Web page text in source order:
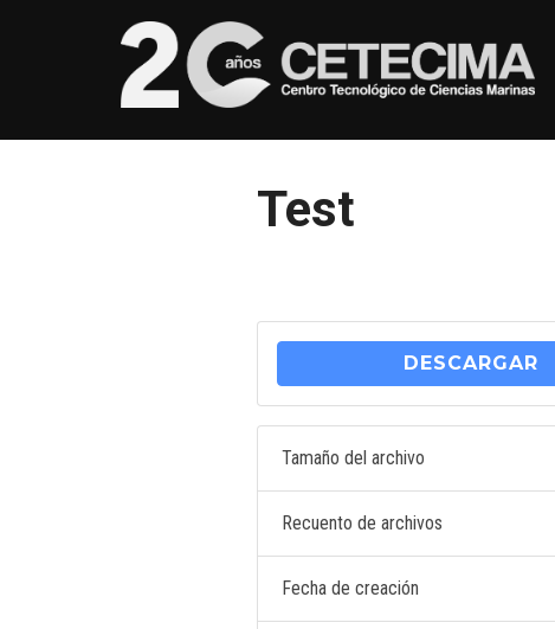
Test
DESCARGAR
Tamaño del archivo
Recuento de archivos
Fecha de creación